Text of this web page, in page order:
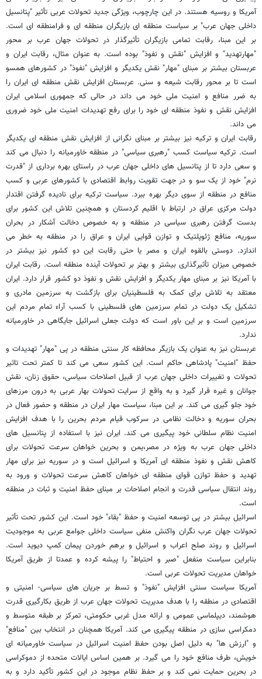
آمریکا و روسیه هستند. در این چارچوب، ویژگی جدید تحولات عربی تأثیر "پتانسیل
داخلی جهان عرب" بر سیاست منطقه ای بازیگران منطقه ای و فرامنطقه ای است.
بر این مبنا، رقابت تمامی بازیگران تأثیرگذار در تحولات جهان عرب بر محور
"مهارتهدید" و افزایش "نقش و نفوذ" بوده است. به عنوان مثال، رقابت ایران و
عربستان بیشتر بر مبنای "مهار" نقش یکدیگر و افزایش "نفوذ" در کشورهای همسو
است تا بر محور رقابت شیعه و سنی. عربستان افزایش نقش منطقه ای ایران را
به ضرر منافع و امنیت ملی خود می داند در حالی که جمهوری اسلامی ایران
افزایش نقش و نفوذ منطقه ای خود را برای رفع تهدیدات امنیت ملی خود ضروری
می داند.
رقابت ایران و ترکیه نیز بیشتر بر مبنای نگرانی از افزایش نقش منطقه ای یکدیگر
است. ترکیه سیاست کسب "رهبری سیاسی" در منطقه خاورمیانه را دنبال می کند
و سعی دارد تا از پتانسیل های داخلی جهان عرب در راستای بهره برداری از "قدرت
نرم" خود از یک سو و در جهت تقویت روابط اقتصادی با کشورهای عربی و کسب
منافع در منطقه از سوی دیگر بهره ببرد. سیاست ترکیه برای نادیده گرفتن اقتدار
دولت مرکزی عراق در ارتباط با اقلیم کردستان و همچنین تلاش این کشور برای
بدست گرفتن رهبری سیاسی در منطقه و به خصوص دخالت آشکار در بحران
سوریه، منافع ژئوپلتیک و توازن قوایی ایران و عراق را در منطقه به خطر می
اندازد. دوستی بالقوه ایران و مصر یا حتی رقابت این دو کشور نیز بیشتر در
خصوص میزان تأثیرگذاری بیشتر و بهتر بر تحولات آینده منطقه است. رقابت ایران
با آمریکا نیز بر مبنای مهار یکدیگر و افزایش نقش و نفوذ دو کشور قرار دارد. ایران
معتقد به تلاش برای کمک به فلسطینیان برای بازگشت به سرزمین مادری و
تشکیل یک دولت در تمام سرزمین های فلسطینی با کسب آراء تمام مردم این
سرزمین است و بر این باور است که دولت جعلی اسرائیل جایگاهی در خاورمیانه
ندارد.
عربستان نیز به عنوان یک بازیگر محافظه کار سنتی منطقه در پی "مهار" تهدیدات و
حفظ "امنیت" پادشاهی حاکم است. این کشور سعی می کند تا کمتر تحت تاثیر
تحولات و تغییرات داخلی جهان عرب از قبیل اصلاحات سیاسی، حقوق زنان، نقش
جوانان و غیره قرار گیرد و به واقع از سرایت تحولات بهار عربی به درون مرزهای
خود جلو گیری می کند. بر این مبنا، سیاست مهار ایران در منطقه و حضور فعال در
بحران سوریه و دخالت نظامی در سرکوب قیام مردم بحرین را با هدف افزایش
امنیت نظام سلطانی خود پیگیری می کند. ایران نیز با استفاده از پتانسیل های
داخلی جهان عرب به ویژه در مصر،یمن و بحرین خواهان سرعت تحولات برای
کاهش نقش و نفوذ منطقه ای آمریکا و اسرائیل است و در سوریه نیز برای مهار
تهدید و حفظ توازن قوای منطقه ای خواهان کاهش سرعت تحولات و ورود به
روند انتقال سیاسی قدرت و انجام اصلاحات بر مبنای حفظ امنیت و ثبات در منطقه
است.
اسرائیل بیشتر در پی توسعه امنیت و حفظ "بقاء" خود است. این کشور تحت تأثیر
تحولات جهان عرب نگران واکنش منفی سیاست داخلی جوامع عربی به موجودیت
اسرائیل و روند صلح اعراب و اسرائیل و برهم خوردن پیمان کمپ دیوید است.
بنابراین سیاست منفعل "صبر و احتیاط" را پیشه کرده و عمدتا از طریق آمریکا
خواهان مدیریت تحولات عربی است.
آمریکا سیاست سنتی افزایش "نفوذ" و تسط بر جریان های سیاسی- امنیتی و
اقتصادی در منطقه را با هدف مدیریت تحولات جهان عرب از طریق بکارگیری قدرت
هوشمند، دیپلماسی عمومی و ارائه مدل غربی حکومتی، تمرکز بر طبقه متوسط و
دمکراسی سازی در منطقه پیگیری می کند. آمریکا همچنان در انتخاب بین "منافع"
و "ارزش ها" به دلیل اصل بودن حفظ امنیت اسرائیل در سیاست خاورمیانه ای
خویش، طرف منافع خود را می گیرد. بر همین اساس ایالات متحده از دموکراسی
در بحرین حمایت نمی کند و بر حفظ نظام موجود در این کشور تأکید دارد و به